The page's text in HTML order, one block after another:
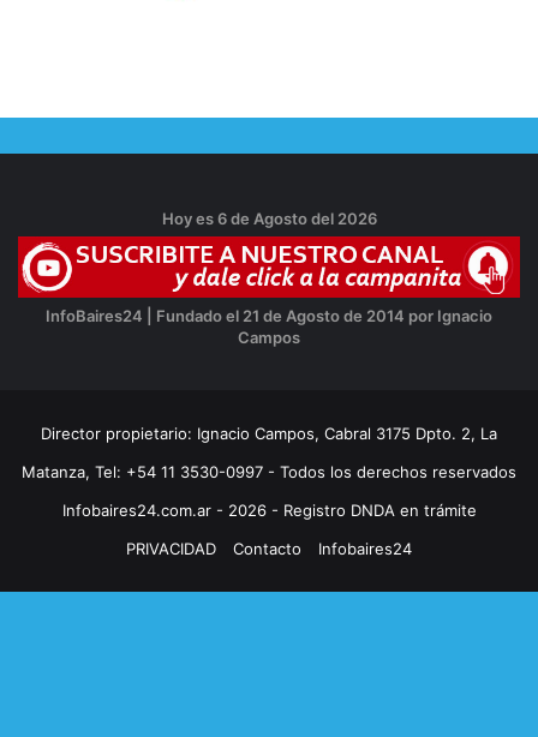
Hoy es 6 de Agosto del 2026
InfoBaires24 | Fundado el 21 de Agosto de 2014 por Ignacio
Campos
Director propietario: Ignacio Campos, Cabral 3175 Dpto. 2, La
Matanza, Tel: +54 11 3530-0997 - Todos los derechos reservados
Infobaires24.com.ar - 2026 - Registro DNDA en trámite
PRIVACIDAD
Contacto Infobaires24